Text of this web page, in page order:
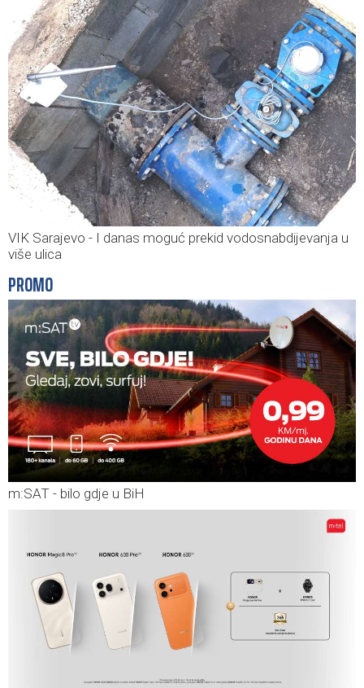
VIK Sarajevo - I danas moguć prekid vodosnabdijevanja u
više ulica
PROMO
m:SAT - bilo gdje u BiH